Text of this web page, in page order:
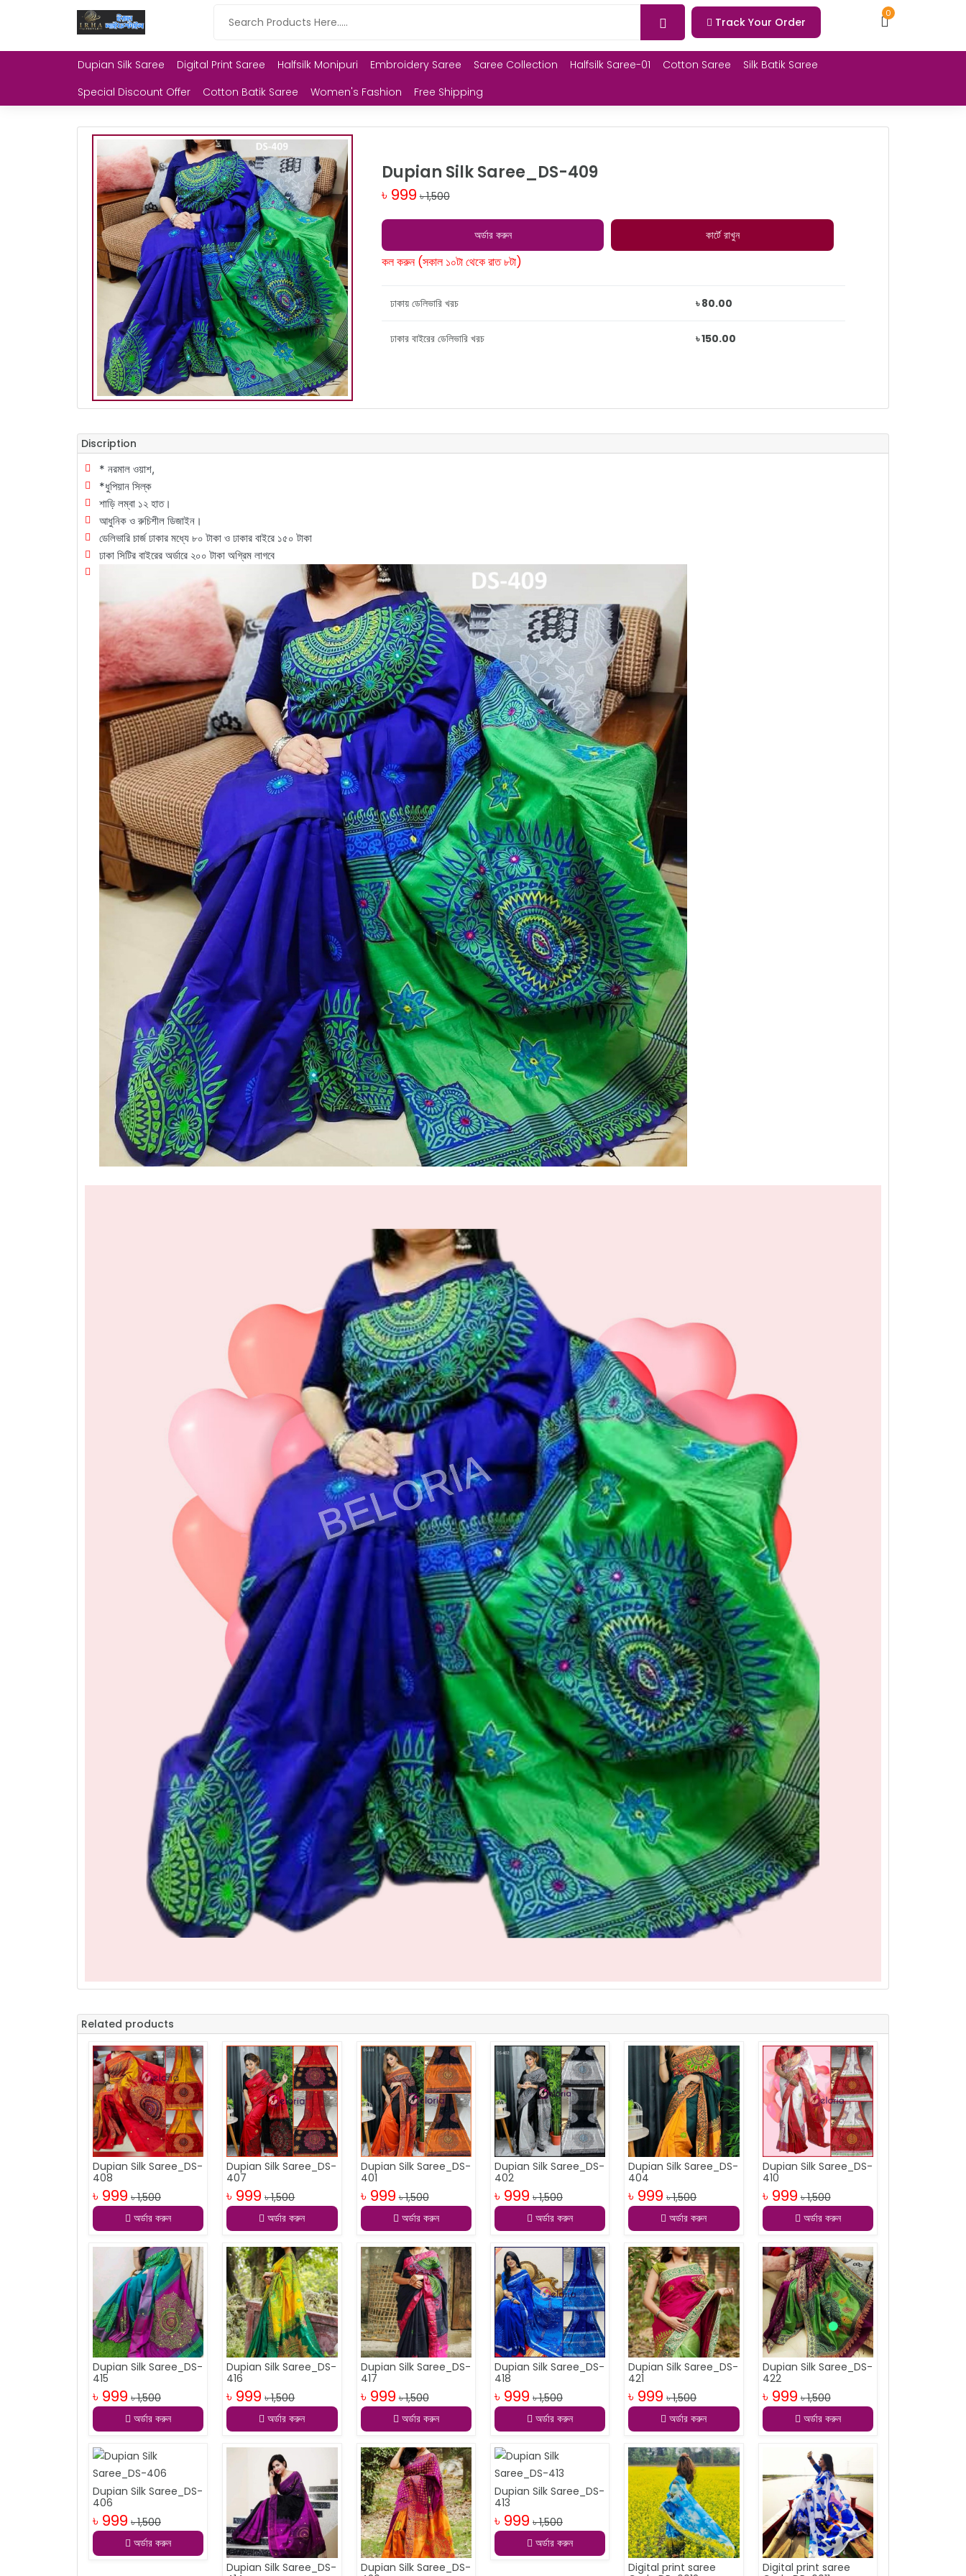
Track Your Order
0
Dupian Silk Saree Digital Print Saree Halfsilk Monipuri Embroidery Saree Saree Collection Halfsilk Saree-01 Cotton Saree
Silk Batik Saree
Special Discount Offer
Cotton Batik Saree Women's Fashion Free Shipping
Dupian Silk Saree_DS-409
৳ 999 ৳ 1,500
অর্ডার করুন কার্টে রাখুন
কল করুন (সকাল ১০টা থেকে রাত ৮টা)
ঢাকায় ডেলিভারি খরচ ৳ 80.00
ঢাকার বাইরের ডেলিভারি খরচ ৳ 150.00
Discription
* নরমাল ওয়াশ,
*ধুপিয়ান সিল্ক
শাড়ি লম্বা ১২ হাত।
আধুনিক ও রুচিশীল ডিজাইন।
ডেলিভারি চার্জ ঢাকার মধ্যে ৮০ টাকা ও ঢাকার বাইরে ১৫০ টাকা
ঢাকা সিটির বাইরের অর্ডারে ২০০ টাকা অগ্রিম লাগবে
Related products
Dupian Silk Saree_DS-
408
৳ 999 ৳ 1,500
অর্ডার করুন
Dupian Silk Saree_DS-
407
৳ 999 ৳ 1,500
অর্ডার করুন
Dupian Silk Saree_DS-
401
৳ 999 ৳ 1,500
অর্ডার করুন
Dupian Silk Saree_DS-
402
৳ 999 ৳ 1,500
অর্ডার করুন
Dupian Silk Saree_DS-
404
৳ 999 ৳ 1,500
অর্ডার করুন
Dupian Silk Saree_DS-
410
৳ 999 ৳ 1,500
অর্ডার করুন
Dupian Silk Saree_DS-
415
৳ 999 ৳ 1,500
অর্ডার করুন
Dupian Silk Saree_DS-
416
৳ 999 ৳ 1,500
অর্ডার করুন
Dupian Silk Saree_DS-
417
৳ 999 ৳ 1,500
অর্ডার করুন
Dupian Silk Saree_DS-
418
৳ 999 ৳ 1,500
অর্ডার করুন
Dupian Silk Saree_DS-
421
৳ 999 ৳ 1,500
অর্ডার করুন
Dupian Silk Saree_DS-
422
৳ 999 ৳ 1,500
অর্ডার করুন
Dupian Silk Saree_DS-
406
৳ 999 ৳ 1,500
অর্ডার করুন
Dupian Silk Saree_DS-
Dupian Silk Saree_DS-
Dupian Silk Saree_DS-
413
৳ 999 ৳ 1,500
অর্ডার করুন
Digital print saree
Digital print saree